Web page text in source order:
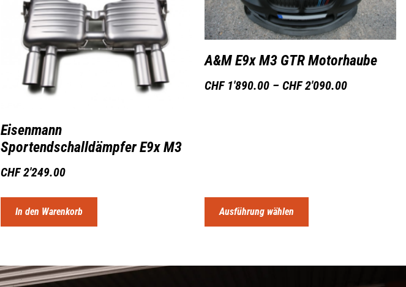
Eisenmann
Sportendschalldämpfer E9x M3
CHF2'249.00
In den Warenkorb
A&M E9x M3 GTR Motorhaube
CHF1'890.00 – CHF2'090.00
Ausführung wählen